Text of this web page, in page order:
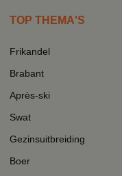
TOP THEMA'S
Frikandel
Brabant
Après-ski
Swat
Gezinsuitbreiding
Boer